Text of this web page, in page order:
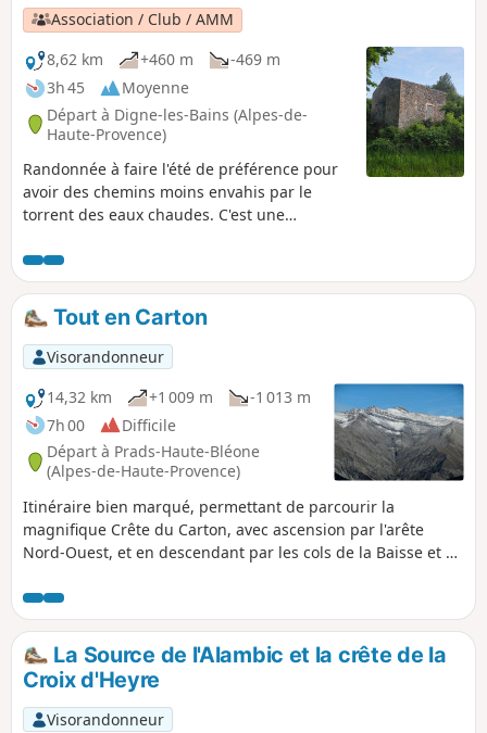
Association / Club / AMM
8,62 km
+460 m
-469 m
3h 45
Moyenne
Départ à Digne-les-Bains (Alpes-de-
Haute-Provence)
Randonnée à faire l'été de préférence pour
avoir des chemins moins envahis par le
torrent des eaux chaudes. C'est une
sentiers très bien aménagés avec pour
difficultés une descente qui peut en effrayer
plus d'un. Et quelques parties vertigineuses.
Pour les personnes ayant peur du vide,
s'abstenir de faire cette randonnée. Le début
de la randonnée est un peu envahi par une
végétation sauvage qui prend un peu le
dessus. Les chemins sont par endroits
recouverts d'eau pendant quelques mètres
puis le chemin réapparaît juste après.
Commence ensuite une montée régulière
constante sans obstacles.
Tout en Carton
Visorandonneur
14,32 km
+1 009 m
-1 013 m
7h 00
Difficile
Départ à Prads-Haute-Bléone
(Alpes-de-Haute-Provence)
Itinéraire bien marqué, permettant de parcourir la
magnifique Crête du Carton, avec ascension par l'arête
Nord-Ouest, et en descendant par les cols de la Baisse et de
La Source de l'Alambic et la crête de la
Croix d'Heyre
Visorandonneur